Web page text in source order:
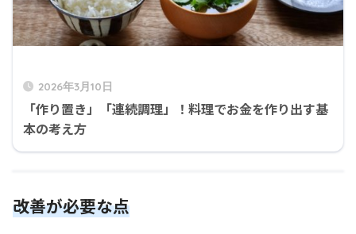
2026年3月10日
「作り置き」「連続調理」！料理でお金を作り出す基
本の考え方
改善が必要な点